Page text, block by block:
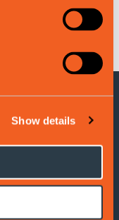
Show details
contributors